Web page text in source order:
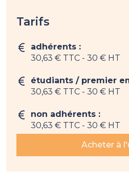
Tarifs
adhérents :
30,63 € TTC - 30 € HT
étudiants / premier
30,63 € TTC - 30 € HT
non adhérents :
30,63 € TTC - 30 € HT
Acheter à